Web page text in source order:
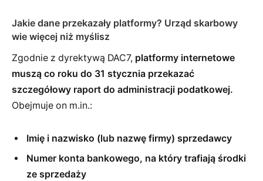
Jakie dane przekazały platformy? Urząd skarbowy
wie więcej niż myślisz
Zgodnie z dyrektywą DAC7, platformy internetowe
muszą co roku do 31 stycznia przekazać
szczegółowy raport do administracji podatkowej.
Obejmuje on m.in.:
Imię i nazwisko (lub nazwę firmy) sprzedawcy
Numer konta bankowego, na który trafiają środki
ze sprzedaży